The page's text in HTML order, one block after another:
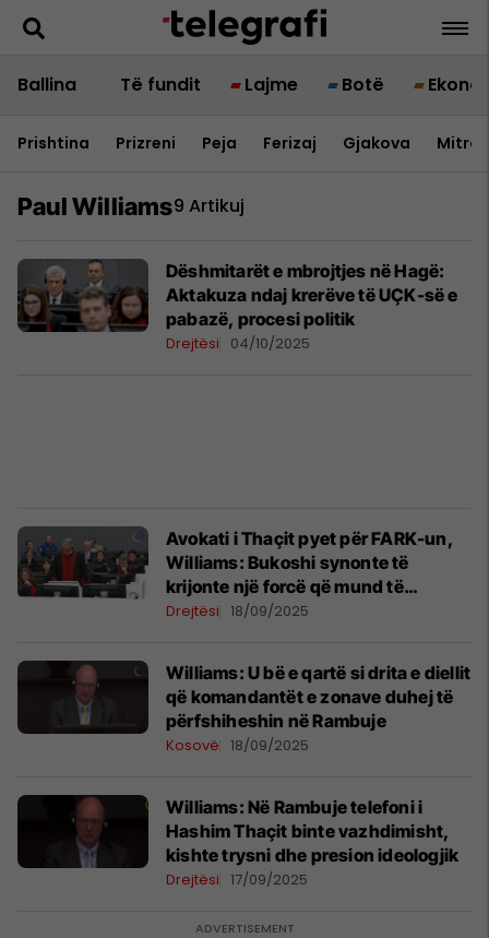
Ballina Të fundit Lajme Botë
Prishtina Prizreni Peja Ferizaj Gjakova
Paul Williams9 Artikuj
Dëshmitarët e mbrojtjes në Hagë:
Aktakuza ndaj krerëve të UÇK-së e
pabazë, procesi politik
Drejtësi 04/10/2025
Avokati i Thaçit pyet për FARK-un,
Williams: Bukoshi synonte të
krijonte një forcë që mund të
mënjanonte UÇK-në
Drejtësi 18/09/2025
Williams: U bë e qartë si drita e diellit
që komandantët e zonave duhej të
përfshiheshin në Rambuje
Kosovë 18/09/2025
Williams: Në Rambuje telefoni i
Hashim Thaçit binte vazhdimisht,
kishte trysni dhe presion ideologjik
Drejtësi 17/09/2025